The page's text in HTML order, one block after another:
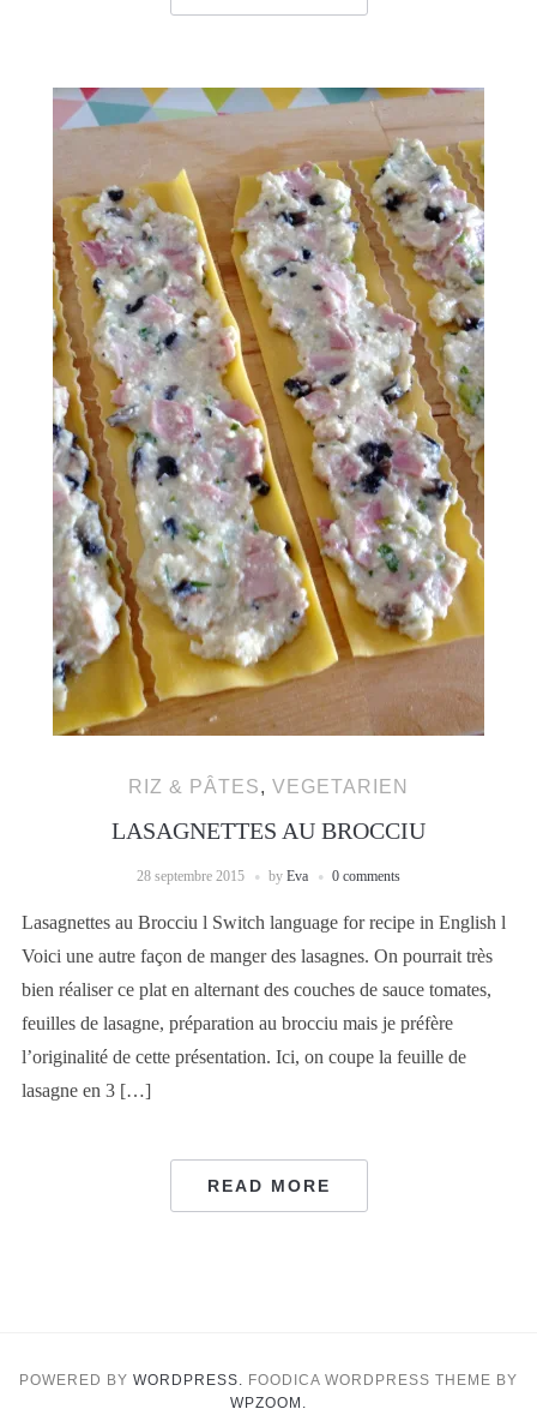
RIZ & PÂTES, VEGETARIEN
LASAGNETTES AU BROCCIU
28 septembre 2015 by Eva 0 comments
Lasagnettes au Brocciu l Switch language for recipe in English l
Voici une autre façon de manger des lasagnes. On pourrait très
bien réaliser ce plat en alternant des couches de sauce tomates,
feuilles de lasagne, préparation au brocciu mais je préfère
l’originalité de cette présentation. Ici, on coupe la feuille de
lasagne en 3 […]
READ MORE
POWERED BY WORDPRESS. FOODICA WORDPRESS THEME BY
WPZOOM.